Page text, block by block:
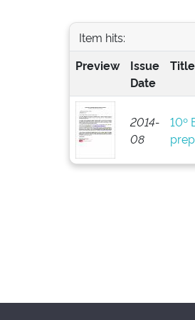
Item hits:
Preview
Issue
Date
Title
2014-
08
10º